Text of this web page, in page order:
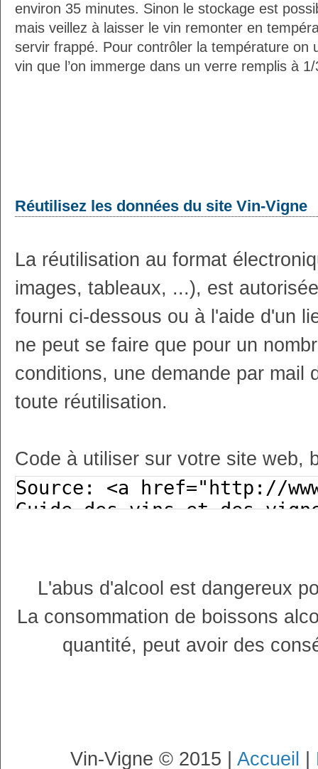
environ 35 minutes. Sinon le stockage est
mais veillez à laisser le vin remonter en
servir frappé. Pour contrôler la température on
vin que l’on immerge dans un verre remplis à
Réutilisez les données du site Vin-Vigne
La réutilisation au format
images, tableaux, ...), est
fourni ci-dessous ou à l'aide d'un
ne peut se faire que pour un
conditions, une demande par mail
toute réutilisation.
Code à utiliser sur votre site web,
L'abus d'alcool est dangereux
La consommation de boissons
quantité, peut avoir des
Vin-Vigne © 2015 | Accueil